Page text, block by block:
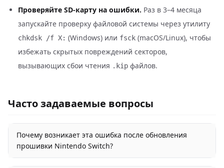
Проверяйте SD-карту на ошибки. Раз в 3–4 месяца
запускайте проверку файловой системы через утилиту
chkdsk /f X: (Windows) или fsck (macOS/Linux), чтобы
избежать скрытых повреждений секторов,
вызывающих сбои чтения .kip файлов.
Часто задаваемые вопросы
Почему возникает эта ошибка после обновления
прошивки Nintendo Switch?